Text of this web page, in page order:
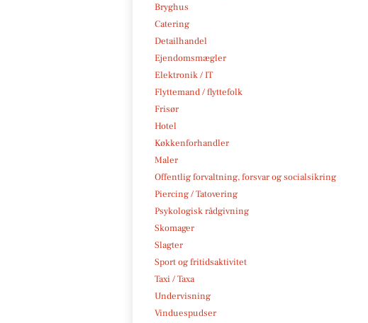
Bryghus
Catering
Detailhandel
Ejendomsmægler
Elektronik / IT
Flyttemand / flyttefolk
Frisør
Hotel
Køkkenforhandler
Maler
Offentlig forvaltning, forsvar og socialsikring
Piercing / Tatovering
Psykologisk rådgivning
Skomager
Slagter
Sport og fritidsaktivitet
Taxi / Taxa
Undervisning
Vinduespudser